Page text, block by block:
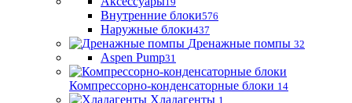
Внутренние блоки576
Наружные блоки437
Дренажные помпы 32
Aspen Pump31
Компрессорно-конденсаторные блоки 14
Хладагенты 1